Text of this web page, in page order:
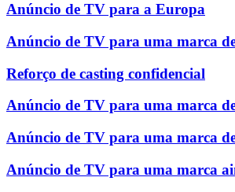
Anúncio de TV para a Europa
Anúncio de TV para uma marca
Reforço de casting confidencial
Anúncio de TV para uma marca
Anúncio de TV para uma marca
Anúncio de TV para uma marca